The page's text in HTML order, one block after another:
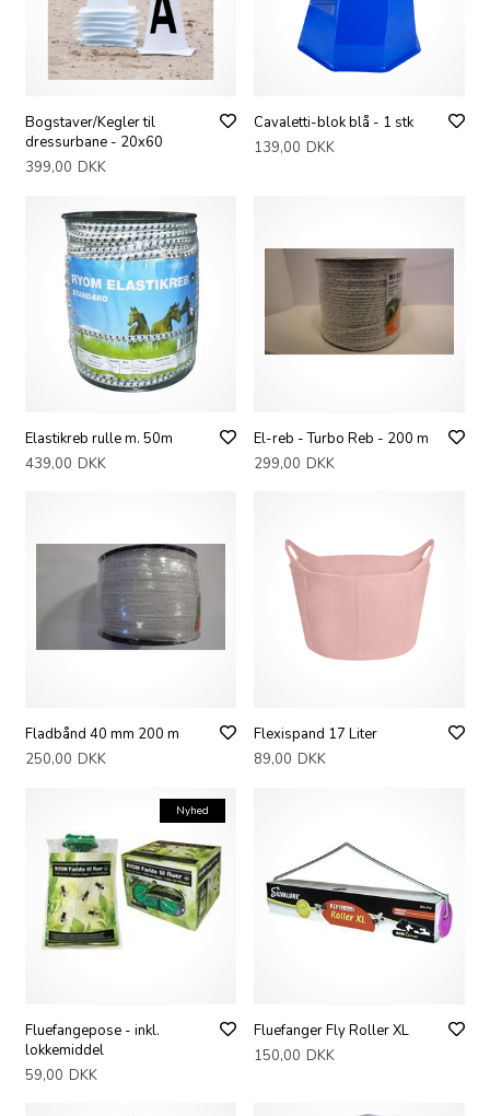
Bogstaver/Kegler til
dressurbane - 20x60
399,00 DKK
Cavaletti-blok blå - 1 stk
139,00 DKK
Elastikreb rulle m. 50m
439,00 DKK
El-reb - Turbo Reb - 200 m
299,00 DKK
Fladbånd 40 mm 200 m
250,00 DKK
Flexispand 17 Liter
89,00 DKK
Nyhed
Fluefangepose - inkl.
lokkemiddel
59,00 DKK
Fluefanger Fly Roller XL
150,00 DKK